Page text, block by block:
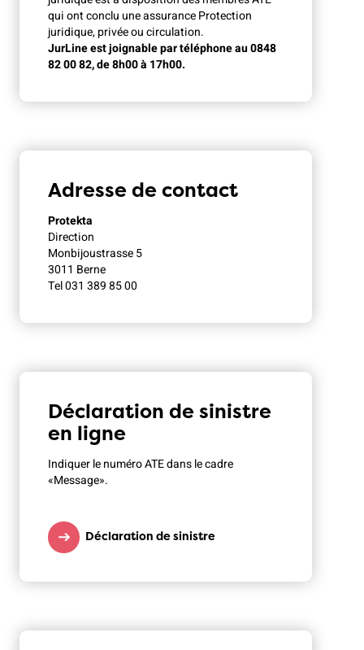
qui ont conclu une assurance Protection
juridique, privée ou circulation.
JurLine est joignable par téléphone au 0848
82 00 82, de 8h00 à 17h00.
Adresse de contact
Protekta
Direction
Monbijoustrasse 5
3011 Berne
Tel 031 389 85 00
Déclaration de sinistre
en ligne
Indiquer le numéro ATE dans le cadre
«Message».
Déclaration de sinistre